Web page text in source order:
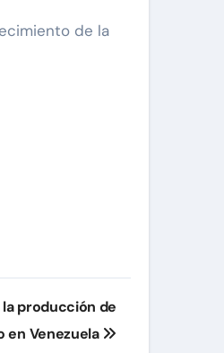
de la
producción de
en Venezuela